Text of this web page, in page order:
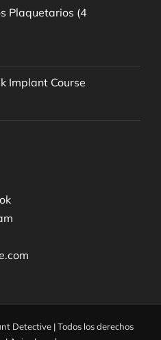
Plaquetarios (4
Implant Course
Detective | Todos los derechos